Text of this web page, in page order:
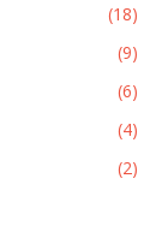
(18)
(9)
(6)
(4)
(2)